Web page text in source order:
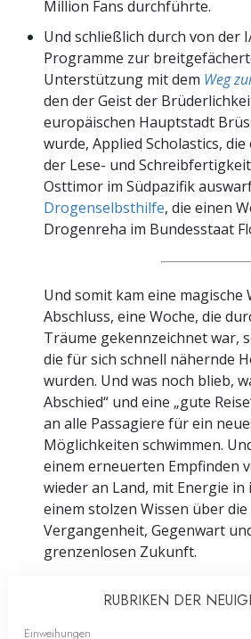
Million Fans durchführte.
Und schließlich durch von der
Programme zur
Unterstützung mit dem Weg
den der Geist der
europäischen Hauptstadt
wurde, Applied Scholastics,
der Lese- und
Osttimor im Südpazifik
Drogenselbsthilfe, die einen
Drogenreha im Bundesstaat
Und somit kam eine magische
Abschluss, eine Woche, die
Träume gekennzeichnet war,
die für sich schnell nähernde
wurden. Und was noch blieb,
Abschied“ und eine „gute
an alle Passagiere für ein
Möglichkeiten schwimmen.
einem erneuerten Empfinden
wieder an Land, mit Energie
einem stolzen Wissen über
Vergangenheit, Gegenwart
grenzenlosen Zukunft.
RUBRIKEN DER
Einweihungen